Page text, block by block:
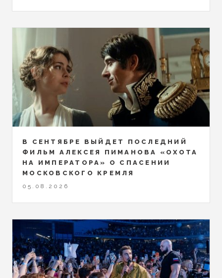
В СЕНТЯБРЕ ВЫЙДЕТ ПОСЛЕДНИЙ
ФИЛЬМ АЛЕКСЕЯ ПИМАНОВА «ОХОТА
НА ИМПЕРАТОРА» О СПАСЕНИИ
МОСКОВСКОГО КРЕМЛЯ
05.08.2026